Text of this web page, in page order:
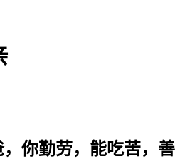
你勤劳，能吃苦，善